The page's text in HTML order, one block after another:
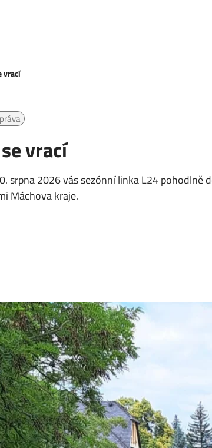
vrací
vrací
srpna 2026 vás sezónní linka L24 pohodlně
Máchova kraje.